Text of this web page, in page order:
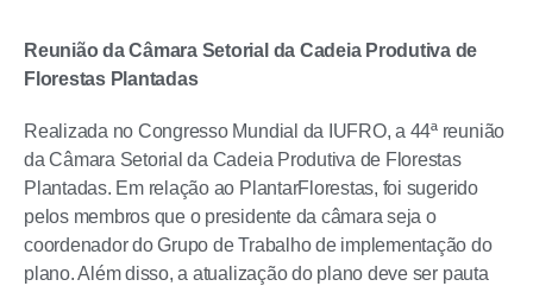
Reunião da Câmara Setorial da Cadeia Produtiva de
Florestas Plantadas
Realizada no Congresso Mundial da IUFRO, a 44ª reunião
da Câmara Setorial da Cadeia Produtiva de Florestas
Plantadas. Em relação ao PlantarFlorestas, foi sugerido
pelos membros que o presidente da câmara seja o
coordenador do Grupo de Trabalho de implementação do
plano. Além disso, a atualização do plano deve ser pauta